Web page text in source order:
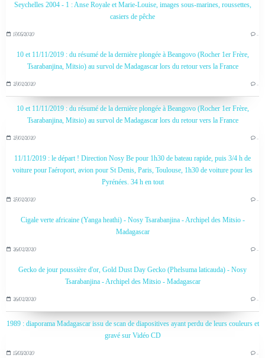
Seychelles 2004 - 1 : Anse Royale et Marie-Louise, images sous-marines, roussettes,
casiers de pêche
17/05/2020 …
10 et 11/11/2019 : du résumé de la dernière plongée à Beangovo (Rocher 1er Frère,
Tsarabanjina, Mitsio) au survol de Madagascar lors du retour vers la France
27/02/2020 …
10 et 11/11/2019 : du résumé de la dernière plongée à Beangovo (Rocher 1er Frère,
Tsarabanjina, Mitsio) au survol de Madagascar lors du retour vers la France
27/02/2020 …
11/11/2019 : le départ ! Direction Nosy Be pour 1h30 de bateau rapide, puis 3/4 h de
voiture pour l'aéroport, avion pour St Denis, Paris, Toulouse, 1h30 de voiture pour les
Pyrénées. 34 h en tout
27/02/2020 …
Cigale verte africaine (Yanga heathi) - Nosy Tsarabanjina - Archipel des Mitsio -
Madagascar
26/02/2020 …
Gecko de jour poussière d'or, Gold Dust Day Gecko (Phelsuma laticauda) - Nosy
Tsarabanjina - Archipel des Mitsio - Madagascar
26/02/2020 …
1989 : diaporama Madagascar issu de scan de diapositives ayant perdu de leurs couleurs et
gravé sur Vidéo CD
15/03/2020 …